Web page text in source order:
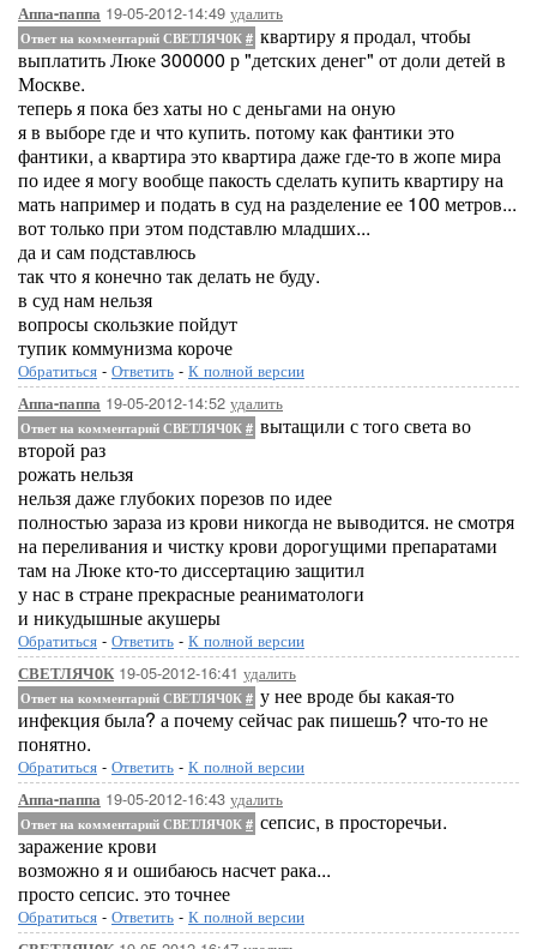
Аппа-паппа 19-05-2012-14:49 удалить
Ответ на комментарий СВЕТЛЯЧ0К # квартиру я продал, чтобы
выплатить Люке 300000 р "детских денег" от доли детей в
Москве.
теперь я пока без хаты но с деньгами на оную
я в выборе где и что купить. потому как фантики это
фантики, а квартира это квартира даже где-то в жопе мира
по идее я могу вообще пакость сделать купить квартиру на
мать например и подать в суд на разделение ее 100 метров...
вот только при этом подставлю младших...
да и сам подставлюсь
так что я конечно так делать не буду.
в суд нам нельзя
вопросы скользкие пойдут
тупик коммунизма короче
Обратиться - Ответить - К полной версии
Аппа-паппа 19-05-2012-14:52 удалить
Ответ на комментарий СВЕТЛЯЧ0К # вытащили с того света во
второй раз
рожать нельзя
нельзя даже глубоких порезов по идее
полностью зараза из крови никогда не выводится. не смотря
на переливания и чистку крови дорогущими препаратами
там на Люке кто-то диссертацию защитил
у нас в стране прекрасные реаниматологи
и никудышные акушеры
Обратиться - Ответить - К полной версии
СВЕТЛЯЧ0К19-05-2012-16:41 удалить
Ответ на комментарий СВЕТЛЯЧ0К # у нее вроде бы какая-то
инфекция была? а почему сейчас рак пишешь? что-то не
понятно.
Обратиться - Ответить - К полной версии
Аппа-паппа 19-05-2012-16:43 удалить
Ответ на комментарий СВЕТЛЯЧ0К # сепсис, в просторечьи.
заражение крови
возможно я и ошибаюсь насчет рака...
просто сепсис. это точнее
Обратиться - Ответить - К полной версии